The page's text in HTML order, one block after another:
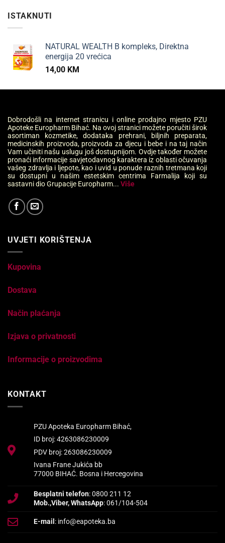
ISTAKNUTI
NATURAL WEALTH B kompleks, Direktna
energija 20 vrećica
14,00 KM
Dobrodošli na internet stranicu i online prodajno mjesto PZU
Apoteke Europharm Bihać. Na ovoj stranici možete poručiti širok
asortiman kozmetike, dodataka prehrani, biljnih preparata,
medicinskih proizvoda, proizvoda za djecu i bebe i na taj način
Vam učiniti našu uslugu još dostupnijom. Ovdje također možete
pronaći informacije savjetodavnog karaktera iz oblasti očuvanja
vašeg zdravlja i ljepote, kao i uvid u ponude raznih tretmana koji
su dostupni u našim estetskim centrima Farmalija koji su
sastavni dio Grupacije Europharm... Više
UVJETI KORIŠTENJA
Kupovina
Dostava
Način plaćanja
Izjava o privatnosti
Informacije o proizvodima
KONTAKT
PZU Apoteka Europharm Bihać,
ID broj: 4263086230009
PDV broj: 263086230009
Ivana Frane Jukića bb
77000 BIHAĆ. Bosna i Hercegovina
Besplatni telefon: 0800 211 12
Mob.,Viber, WhatsApp: 061/104-504
E-mail : info@eapoteka.ba